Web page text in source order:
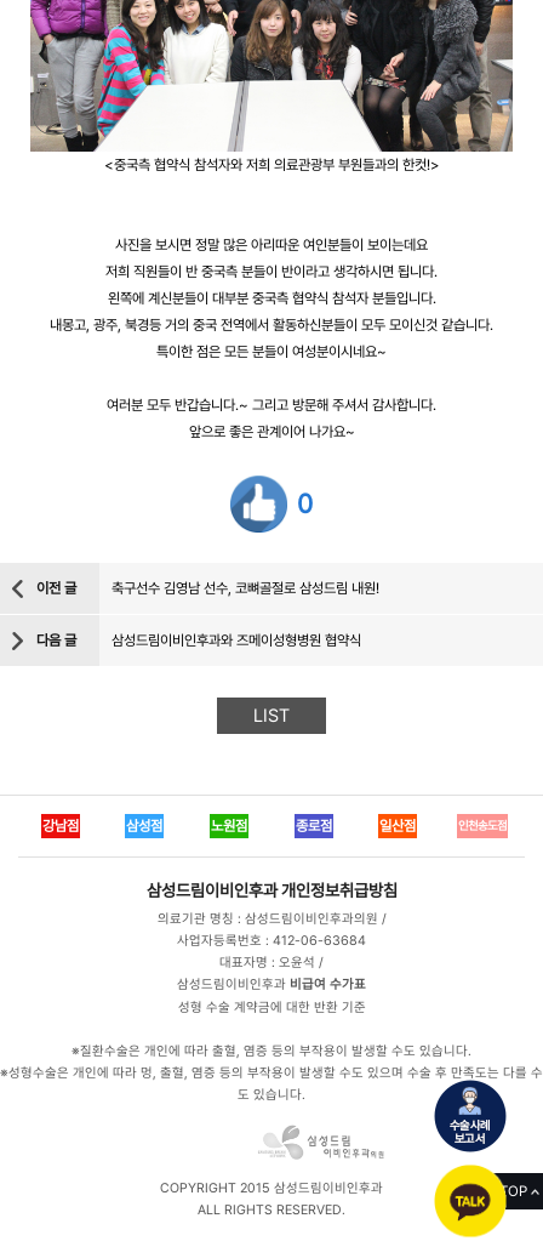
<중국측 협약식 참석자와 저희 의료관광부 부원들과의 한컷!>
사진을 보시면 정말 많은 아리따운 여인분들이 보이는데요
저희 직원들이 반 중국측 분들이 반이라고 생각하시면 됩니다.
왼쪽에 계신분들이 대부분 중국측 협약식 참석자 분들입니다.
내몽고, 광주, 북경등 거의 중국 전역에서 활동하신분들이 모두 모이신것 같습니다.
특이한 점은 모든 분들이 여성분이시네요~
여러분 모두 반갑습니다.~ 그리고 방문해 주셔서 감사합니다.
앞으로 좋은 관계이어 나가요~
0
이전 글 축구선수 김영남 선수, 코뼈골절로 삼성드림 내원!
다음 글 삼성드림이비인후과와 즈메이성형병원 협약식
LIST
강남점 삼성점 노원점 종로점 일산점 인천송도점
삼성드림이비인후과 개인정보취급방침
의료기관 명칭 : 삼성드림이비인후과의원 /
사업자등록번호 : 412-06-63684
대표자명 : 오윤석 /
삼성드림이비인후과 비급여 수가표
성형 수술 계약금에 대한 반환 기준
※질환수술은 개인에 따라 출혈, 염증 등의 부작용이 발생할 수도 있습니다.
※성형수술은 개인에 따라 멍, 출혈, 염증 등의 부작용이 발생할 수도 있으며 수술 후 만족도는 다를 수
도 있습니다.
COPYRIGHT 2015 삼성드림이비인후과
ALL RIGHTS RESERVED.
TOP